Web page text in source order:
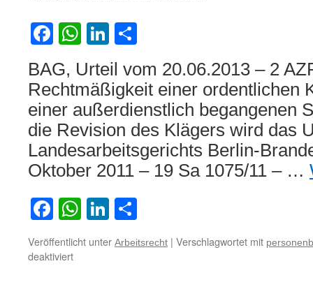
Facebook
WhatsApp
LinkedIn
BAG, Urteil vom 20.06.2013 – 2
Rechtmäßigkeit einer ordentlichen
einer außerdienstlich begangenen
die Revision des Klägers wird das
Landesarbeitsgerichts Berlin-
Oktober 2011 – 19 Sa 1075/11 – …
Facebook
WhatsApp
LinkedIn
Veröffentlicht unter Arbeitsrecht | Verschlagwortet mit
deaktiviertfür